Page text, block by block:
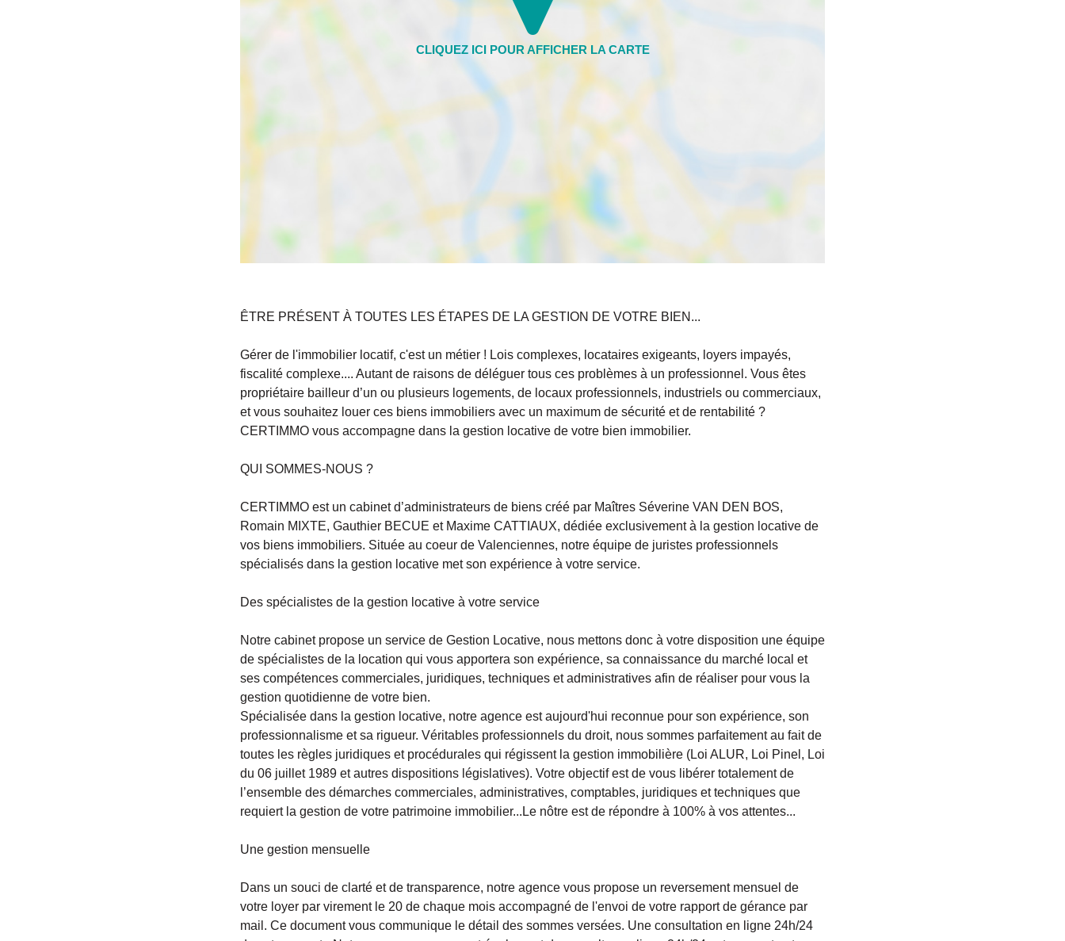
ÊTRE PRÉSENT À TOUTES LES ÉTAPES DE LA GESTION DE VOTRE BIEN...
Gérer de l'immobilier locatif, c'est un métier ! Lois complexes, locataires exigeants, loyers impayés,
fiscalité complexe.... Autant de raisons de déléguer tous ces problèmes à un professionnel. Vous êtes
propriétaire bailleur d’un ou plusieurs logements, de locaux professionnels, industriels ou commerciaux,
et vous souhaitez louer ces biens immobiliers avec un maximum de sécurité et de rentabilité ?
CERTIMMO vous accompagne dans la gestion locative de votre bien immobilier.
QUI SOMMES-NOUS ?
CERTIMMO est un cabinet d’administrateurs de biens créé par Maîtres Séverine VAN DEN BOS,
Romain MIXTE, Gauthier BECUE et Maxime CATTIAUX, dédiée exclusivement à la gestion locative de
vos biens immobiliers. Située au coeur de Valenciennes, notre équipe de juristes professionnels
spécialisés dans la gestion locative met son expérience à votre service.
Des spécialistes de la gestion locative à votre service
Notre cabinet propose un service de Gestion Locative, nous mettons donc à votre disposition une équipe
de spécialistes de la location qui vous apportera son expérience, sa connaissance du marché local et
ses compétences commerciales, juridiques, techniques et administratives afin de réaliser pour vous la
gestion quotidienne de votre bien.
Spécialisée dans la gestion locative, notre agence est aujourd'hui reconnue pour son expérience, son
professionnalisme et sa rigueur. Véritables professionnels du droit, nous sommes parfaitement au fait de
toutes les règles juridiques et procédurales qui régissent la gestion immobilière (Loi ALUR, Loi Pinel, Loi
du 06 juillet 1989 et autres dispositions législatives). Votre objectif est de vous libérer totalement de
l’ensemble des démarches commerciales, administratives, comptables, juridiques et techniques que
requiert la gestion de votre patrimoine immobilier...Le nôtre est de répondre à 100% à vos attentes...
Une gestion mensuelle
Dans un souci de clarté et de transparence, notre agence vous propose un reversement mensuel de
votre loyer par virement le 20 de chaque mois accompagné de l'envoi de votre rapport de gérance par
mail. Ce document vous communique le détail des sommes versées. Une consultation en ligne 24h/24